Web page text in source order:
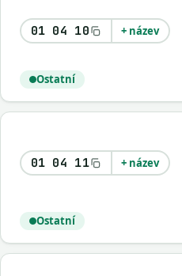
01 04 10 + název
Ostatní
01 04 11 + název
Ostatní